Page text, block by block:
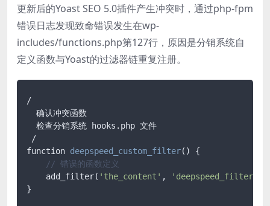
更新后的Yoast SEO 5.0插件产生冲突时，通过php-fpm
错误日志发现致命错误发生在wp-
includes/functions.php第127行，原因是分销系统自
定义函数与Yoast的过滤器链重复注册。
/
  确认冲突函数
  检查分销系统 hooks.php 文件
function deepspeed_custom_filter()
{
// 错误的函数定义
    add_filter(
'the_content' , 'deepspeed_filter'